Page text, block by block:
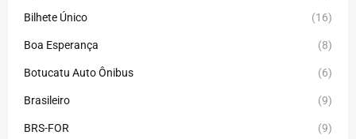
Bilhete Único (16)
Boa Esperança (8)
Botucatu Auto Ônibus (6)
Brasileiro (9)
BRS-FOR (9)